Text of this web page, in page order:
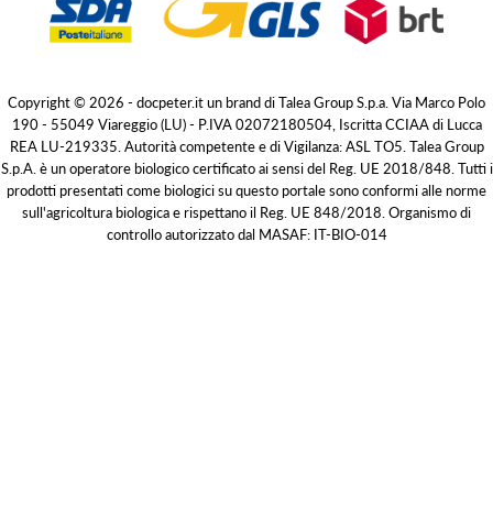
Copyright © 2026 - docpeter.it un brand di Talea Group S.p.a. Via Marco Polo
190 - 55049 Viareggio (LU) - P.IVA 02072180504, Iscritta CCIAA di Lucca
REA LU-219335. Autorità competente e di Vigilanza: ASL TO5. Talea Group
S.p.A. è un operatore biologico certificato ai sensi del Reg. UE 2018/848. Tutti i
prodotti presentati come biologici su questo portale sono conformi alle norme
sull'agricoltura biologica e rispettano il Reg. UE 848/2018. Organismo di
controllo autorizzato dal MASAF: IT-BIO-014